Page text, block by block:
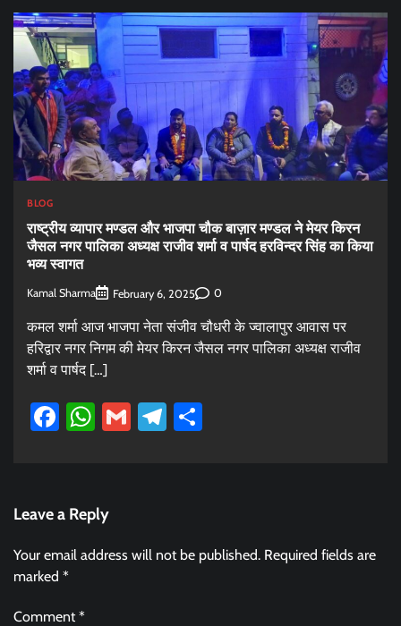
BLOG
राष्ट्रीय व्यापार मण्डल और भाजपा चौक बाज़ार मण्डल ने मेयर किरन
जैसल नगर पालिका अध्यक्ष राजीव शर्मा व पार्षद हरविन्दर सिंह का किया
भव्य स्वागत
Kamal Sharma February 6, 2025 0
कमल शर्मा आज भाजपा नेता संजीव चौधरी के ज्वालापुर आवास पर
हरिद्वार नगर निगम की मेयर किरन जैसल नगर पालिका अध्यक्ष राजीव
शर्मा व पार्षद […]
Facebook
WhatsApp
GmailTelegram
Leave a Reply
Your email address will not be published. Required fields are
marked *
Comment*